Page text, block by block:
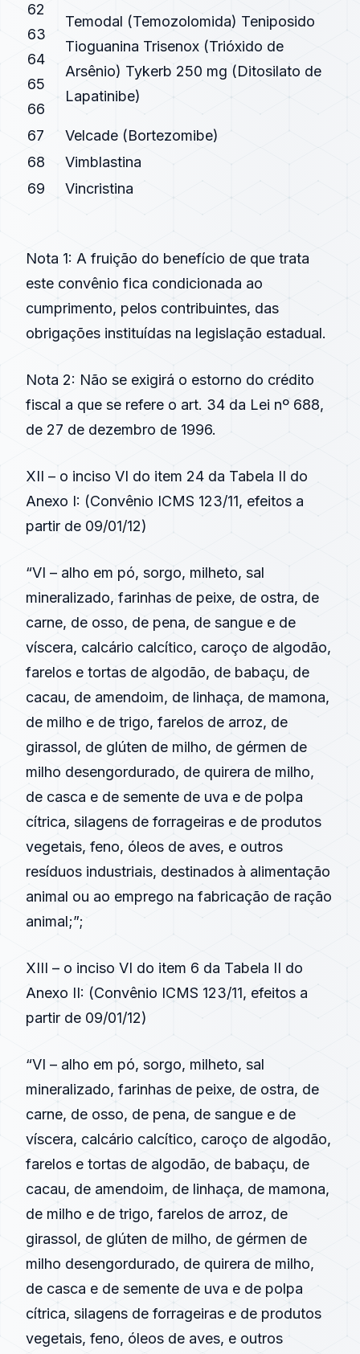
62
63
64
65
66
Temodal (Temozolomida) Teniposido
Tioguanina Trisenox (Trióxido de
Arsênio) Tykerb 250 mg (Ditosilato de
Lapatinibe)
67
Velcade (Bortezomibe)
68
Vimblastina
69
Vincristina
Nota 1: A fruição do benefício de que trata
este convênio fica condicionada ao
cumprimento, pelos contribuintes, das
obrigações instituídas na legislação estadual.
Nota 2: Não se exigirá o estorno do crédito
fiscal a que se refere o art. 34 da Lei nº 688,
de 27 de dezembro de 1996.
XII – o inciso VI do item 24 da Tabela II do
Anexo I: (Convênio ICMS 123/11, efeitos a
partir de 09/01/12)
“VI – alho em pó, sorgo, milheto, sal
mineralizado, farinhas de peixe, de ostra, de
carne, de osso, de pena, de sangue e de
víscera, calcário calcítico, caroço de algodão,
farelos e tortas de algodão, de babaçu, de
cacau, de amendoim, de linhaça, de mamona,
de milho e de trigo, farelos de arroz, de
girassol, de glúten de milho, de gérmen de
milho desengordurado, de quirera de milho,
de casca e de semente de uva e de polpa
cítrica, silagens de forrageiras e de produtos
vegetais, feno, óleos de aves, e outros
resíduos industriais, destinados à alimentação
animal ou ao emprego na fabricação de ração
animal;”;
XIII – o inciso VI do item 6 da Tabela II do
Anexo II: (Convênio ICMS 123/11, efeitos a
partir de 09/01/12)
“VI – alho em pó, sorgo, milheto, sal
mineralizado, farinhas de peixe, de ostra, de
carne, de osso, de pena, de sangue e de
víscera, calcário calcítico, caroço de algodão,
farelos e tortas de algodão, de babaçu, de
cacau, de amendoim, de linhaça, de mamona,
de milho e de trigo, farelos de arroz, de
girassol, de glúten de milho, de gérmen de
milho desengordurado, de quirera de milho,
de casca e de semente de uva e de polpa
cítrica, silagens de forrageiras e de produtos
vegetais, feno, óleos de aves, e outros